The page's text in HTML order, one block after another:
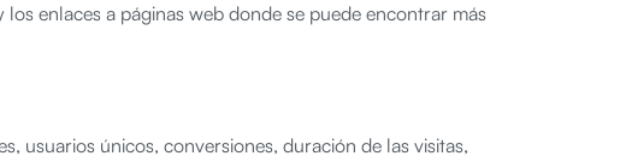
enlaces a páginas web donde se puede encontrar más
usuarios únicos, conversiones, duración de las visitas,